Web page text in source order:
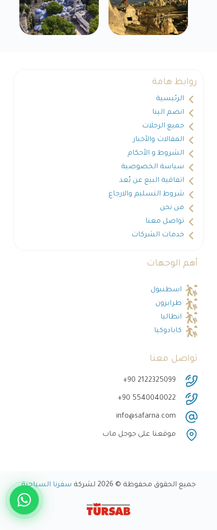
روابط هامة
الرئيسية
انضم الينا
جميع الرحلات
المقالات والأخبار
الشروط و الأحكام
سياسة الخصوصية
اتفاقية البيع عن بُعد
شروط التسليم والارجاع
من نحن
تواصل معنا
خدمات الشركات
أهم الوجهات
اسطنبول
طرابزون
انطاليا
كابادوكيا
تواصل معنا
‎+90 2122325099
‎+90 5540040022
info@safarna.com
موقعنا على جوجل ماب
جميع الحقوق محفوظة © 2026 لشركة سفرنا السياحية